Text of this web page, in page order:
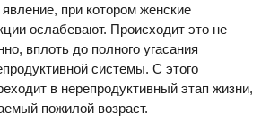
при котором женские
ослабевают. Происходит это не
вплоть до полного угасания
системы. С этого
в нерепродуктивный этап жизни,
пожилой возраст.